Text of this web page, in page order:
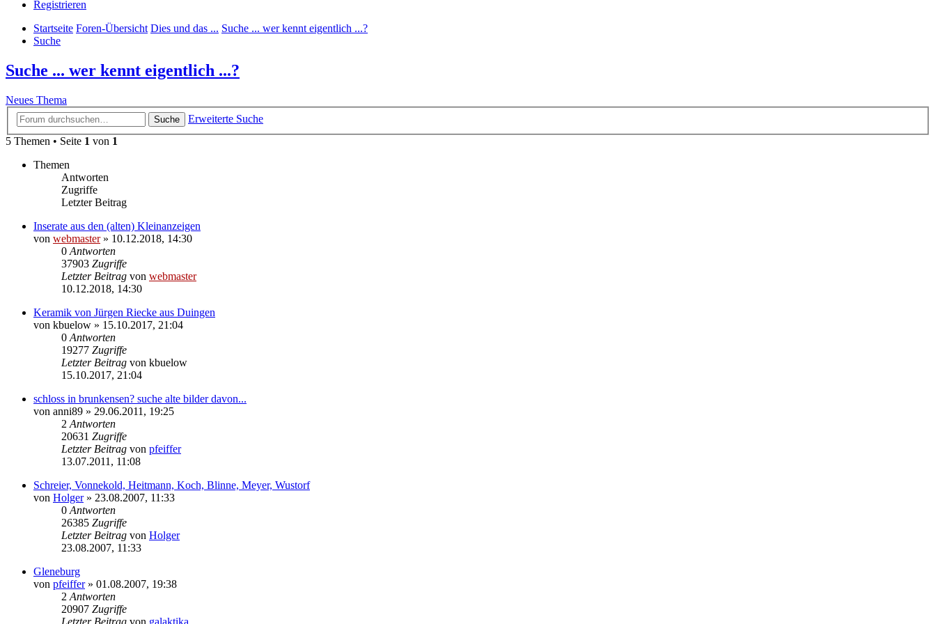
Registrieren
Startseite Foren-Übersicht Dies und das ... Suche ... wer kennt eigentlich ...?
Suche
Suche ... wer kennt eigentlich ...?
Neues Thema
Suche
Erweiterte Suche
5 Themen • Seite 1 von 1
Themen
Antworten
Zugriffe
Letzter Beitrag
Inserate aus den (alten) Kleinanzeigen
von webmaster» 10.12.2018, 14:30
0 Antworten
37903 Zugriffe
Letzter Beitrag von webmaster
10.12.2018, 14:30
Keramik von Jürgen Riecke aus Duingen
von kbuelow » 15.10.2017, 21:04
0 Antworten
19277 Zugriffe
Letzter Beitrag von kbuelow
15.10.2017, 21:04
schloss in brunkensen? suche alte bilder davon...
von anni89 » 29.06.2011, 19:25
2 Antworten
20631 Zugriffe
Letzter Beitrag von pfeiffer
13.07.2011, 11:08
Schreier, Vonnekold, Heitmann, Koch, Blinne, Meyer, Wustorf
von Holger» 23.08.2007, 11:33
0 Antworten
26385 Zugriffe
Letzter Beitrag von Holger
23.08.2007, 11:33
Gleneburg
von pfeiffer» 01.08.2007, 19:38
2 Antworten
20907 Zugriffe
Letzter Beitrag von galaktika